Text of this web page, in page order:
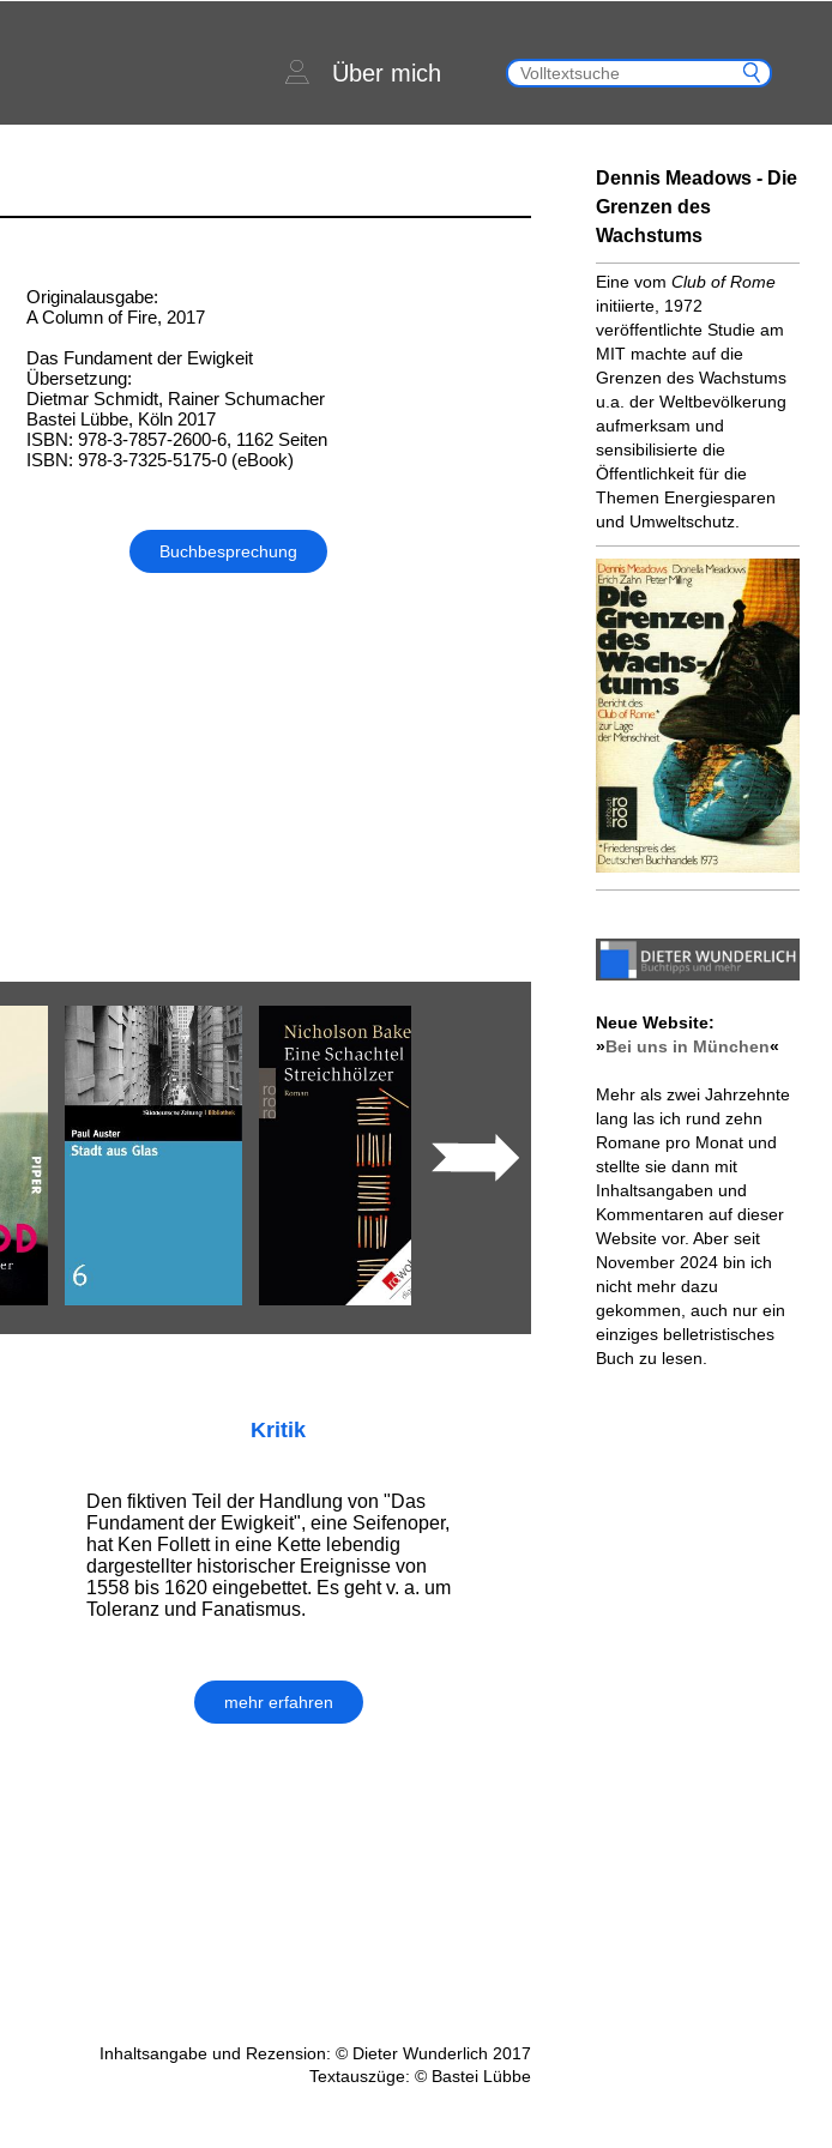
Über mich
Originalausgabe:
A Column of Fire, 2017
Das Fundament der Ewigkeit
Übersetzung:
Dietmar Schmidt, Rainer Schumacher
Bastei Lübbe, Köln 2017
ISBN: 978-3-7857-2600-6, 1162 Seiten
ISBN: 978-3-7325-5175-0 (eBook)
Buchbesprechung
Kritik
Den fiktiven Teil der Handlung von "Das
Fundament der Ewigkeit", eine Seifenoper,
hat Ken Follett in eine Kette lebendig
dargestellter historischer Ereignisse von
1558 bis 1620 eingebettet. Es geht v. a. um
Toleranz und Fanatismus.
mehr erfahren
Inhaltsangabe und Rezension: © Dieter Wunderlich 2017
Textauszüge: © Bastei Lübbe
Dennis Meadows - Die
Grenzen des
Wachstums
Eine vom Club of Rome
initiierte, 1972
veröffentlichte Studie am
MIT machte auf die
Grenzen des Wachstums
u.a. der Weltbevölkerung
aufmerksam und
sensibilisierte die
Öffentlichkeit für die
Themen Energiesparen
und Umweltschutz.
Neue Website:
»Bei uns in München«
Mehr als zwei Jahrzehnte
lang las ich rund zehn
Romane pro Monat und
stellte sie dann mit
Inhaltsangaben und
Kommentaren auf dieser
Website vor. Aber seit
November 2024 bin ich
nicht mehr dazu
gekommen, auch nur ein
einziges belletristisches
Buch zu lesen.